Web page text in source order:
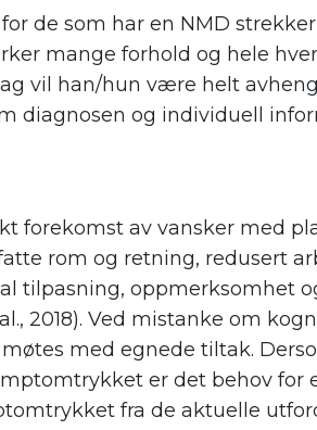
de som har en NMD
mange forhold og hele
vil han/hun være helt
diagnosen og individuell
forekomst av vansker med
rom og retning, redusert
tilpasning, oppmerksomhet
2018). Ved mistanke om
med egnede tiltak.
er det behov for
fra de aktuelle